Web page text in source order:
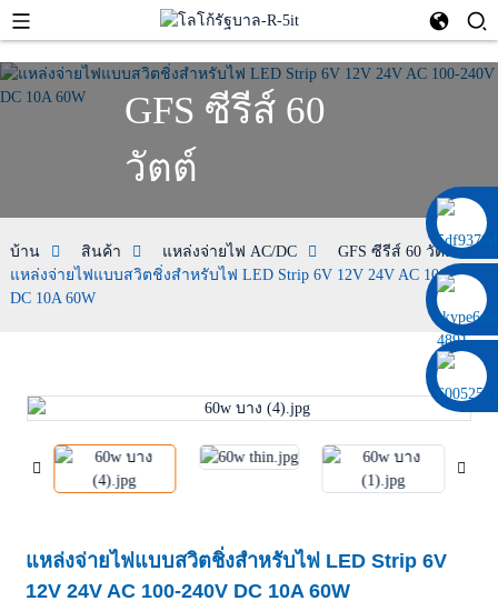
0086 13322920697
GFS ซีรีส์ 60
วัตต์
บ้าน สินค้า แหล่งจ่ายไฟ AC/DC
GFS ซีรีส์ 60 วัตต์
แหล่งจ่ายไฟแบบสวิตชิ่งสำหรับไฟ LED Strip 6V 12V 24V AC 100-240V
DC 10A 60W
แหล่งจ่ายไฟแบบสวิตชิ่งสำหรับไฟ LED Strip 6V
12V 24V AC 100-240V DC 10A 60W